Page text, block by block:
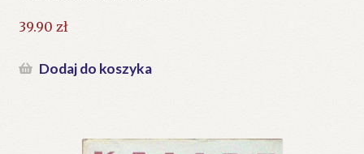
39.90 zł
Dodaj do koszyka